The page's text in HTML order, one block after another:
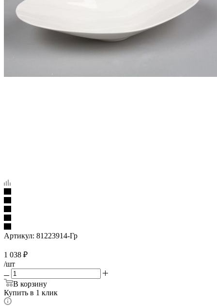
Артикул: 81223914-Гр
1 038 ₽
/шт
В корзину
Купить в 1 клик